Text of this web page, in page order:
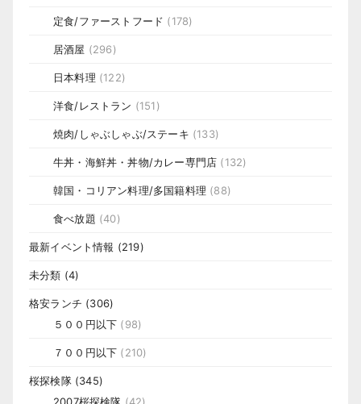
定食/ファーストフード (178)
居酒屋 (296)
日本料理 (122)
洋食/レストラン (151)
焼肉/しゃぶしゃぶ/ステーキ (133)
牛丼・海鮮丼・丼物/カレー専門店 (132)
韓国・コリアン料理/多国籍料理 (88)
食べ放題 (40)
最新イベント情報 (219)
未分類 (4)
格安ランチ (306)
５００円以下 (98)
７００円以下 (210)
桜探検隊(345)